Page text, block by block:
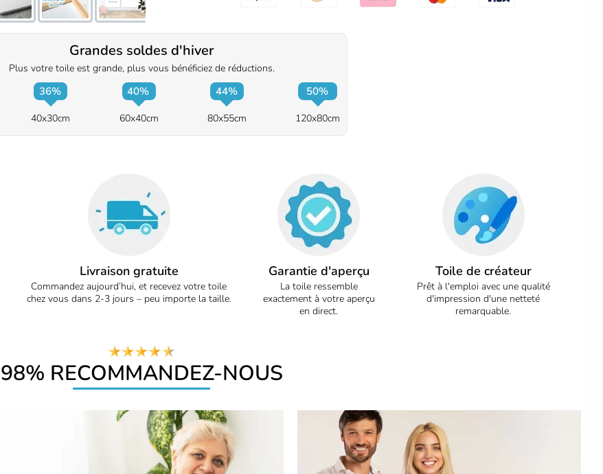
Grandes soldes d'hiver
Plus votre toile est grande, plus vous bénéficiez de réductions.
36%
40x30cm
40%
60x40cm
44%
80x55cm
50%
120x80cm
Livraison gratuite
Commandez aujourd’hui, et recevez votre toile
chez vous dans 2-3 jours – peu importe la taille.
Garantie d'aperçu
La toile ressemble
exactement à votre aperçu
en direct.
Toile de créateur
Prêt à l'emploi avec une qualité
d'impression d'une netteté
remarquable.
98% RECOMMANDEZ-NOUS